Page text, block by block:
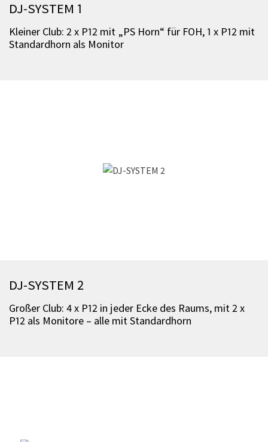
DJ-SYSTEM 1
Kleiner Club: 2 x P12 mit „PS Horn“ für FOH, 1 x P12 mit
Standardhorn als Monitor
DJ-SYSTEM 2
Großer Club: 4 x P12 in jeder Ecke des Raums, mit 2 x
P12 als Monitore – alle mit Standardhorn